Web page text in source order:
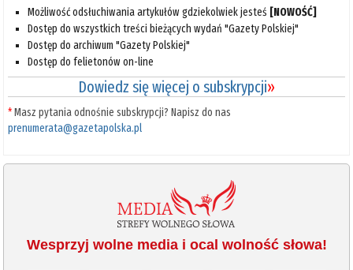
Możliwość odsłuchiwania artykułów gdziekolwiek jesteś [NOWOŚĆ]
Dostęp do wszystkich treści bieżących wydań "Gazety Polskiej"
Dostęp do archiwum "Gazety Polskiej"
Dostęp do felietonów on-line
Dowiedz się więcej o subskrypcji»
*Masz pytania odnośnie subskrypcji? Napisz do nas
prenumerata@gazetapolska.pl
Wesprzyj wolne media i ocal wolność słowa!